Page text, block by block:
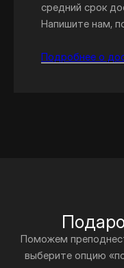
средний срок
Напишите нам,
Подробнее о
Поможем
выберите опцию